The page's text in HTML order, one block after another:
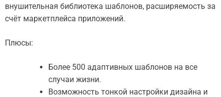
внушительная библиотека шаблонов, расширяемость за
счёт маркетплейса приложений.
Плюсы:
Более 500 адаптивных шаблонов на все
случаи жизни.
Возможность тонкой настройки дизайна и